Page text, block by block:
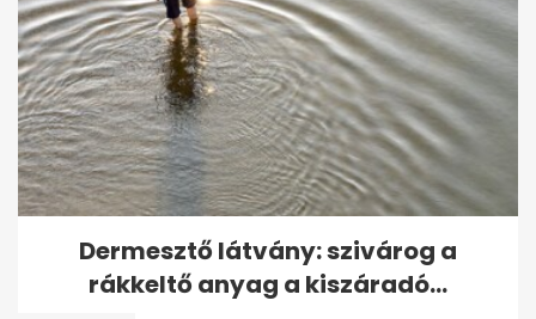
10 hétköznapi technológia,
amely katonai fejlesztésként
indult
Dermesztő látvány: szivárog a
rákkeltő anyag a kiszáradó...